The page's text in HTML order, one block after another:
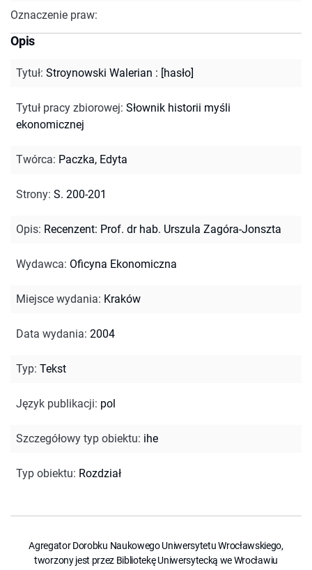
Oznaczenie praw:
Opis
Tytuł: Stroynowski Walerian : [hasło]
Tytuł pracy zbiorowej: Słownik historii myśli
ekonomicznej
Twórca: Paczka, Edyta
Strony: S. 200-201
Opis: Recenzent: Prof. dr hab. Urszula Zagóra-Jonszta
Wydawca: Oficyna Ekonomiczna
Miejsce wydania: Kraków
Data wydania: 2004
Typ: Tekst
Język publikacji: pol
Szczegółowy typ obiektu: ihe
Typ obiektu: Rozdział
Agregator Dorobku Naukowego Uniwersytetu Wrocławskiego,
tworzony jest przez Bibliotekę Uniwersytecką we Wrocławiu